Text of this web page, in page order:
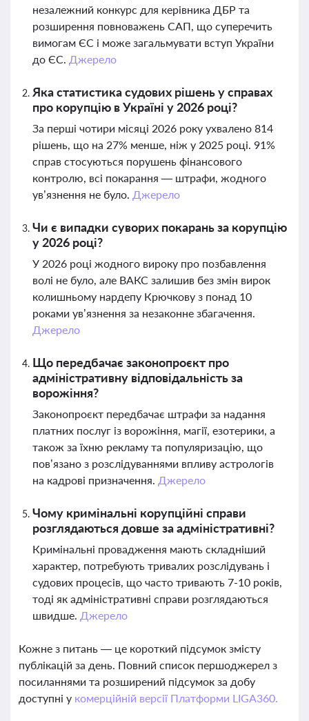
незалежний конкурс для керівника ДБР та
розширення повноважень САП, що суперечить
вимогам ЄС і може загальмувати вступ України
до ЄС. Джерело
Яка статистика судових рішень у справах
про корупцію в Україні у 2026 році?
За перші чотири місяці 2026 року ухвалено 814
рішень, що на 27% менше, ніж у 2025 році. 91%
справ стосуються порушень фінансового
контролю, всі покарання — штрафи, жодного
ув’язнення не було. Джерело
Чи є випадки суворих покарань за корупцію
у 2026 році?
У 2026 році жодного вироку про позбавлення
волі не було, але ВАКС залишив без змін вирок
колишньому нардепу Крючкову з понад 10
роками ув’язнення за незаконне збагачення.
Джерело
Що передбачає законопроєкт про
адміністративну відповідальність за
ворожіння?
Законопроєкт передбачає штрафи за надання
платних послуг із ворожіння, магії, езотерики, а
також за їхню рекламу та популяризацію, що
пов’язано з розслідуваннями впливу астрологів
на кадрові призначення. Джерело
Чому кримінальні корупційні справи
розглядаються довше за адміністративні?
Кримінальні провадження мають складніший
характер, потребують тривалих розслідувань і
судових процесів, що часто тривають 7-10 років,
тоді як адміністративні справи розглядаються
швидше. Джерело
Кожне з питань — це короткий підсумок змісту
публікацій за день. Повний список першоджерел з
посиланнями та розширений підсумок за добу
доступні у комерційній версії Платформи LIGA360.